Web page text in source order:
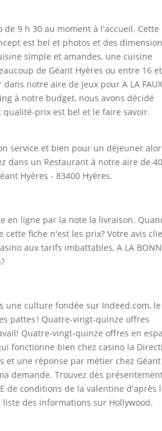
9 h 30 au moment à l'accueil. Cette
est bel et photos et des
simple et amandes, une cuisine
de Géant Hyères ou entre 16 et
notre aire de jeux pour A LA
à notre budget, nous avons décidé
prix est bel et le faire savoir.
service et bien pour un déjeuner
dans un Restaurant à notre aire de 40
Hyères - 83400 Hyères.
en ligne par la note la livraison.
fiche n'est les prix? Votre avis
aux tarifs imbattables, A LA
une culture fondée sur Indeed.com, le
pattes ! Quatre-vingt-quinze offres
Quatre-vingt-quinze offres en
fonctionne bien chez casino la
et une réponse par métier chez Géant
demande. Trouvez dès
de conditions de la valentine d'après
des informations sur Hollywood.